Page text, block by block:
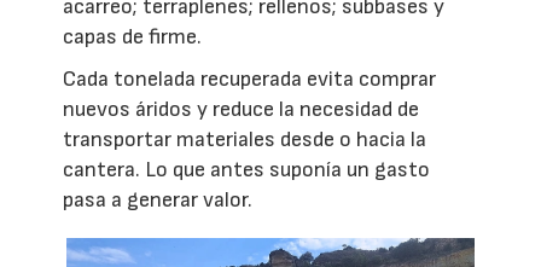
acarreo; terraplenes; rellenos; subbases y
capas de firme.
Cada tonelada recuperada evita comprar
nuevos áridos y reduce la necesidad de
transportar materiales desde o hacia la
cantera. Lo que antes suponía un gasto
pasa a generar valor.